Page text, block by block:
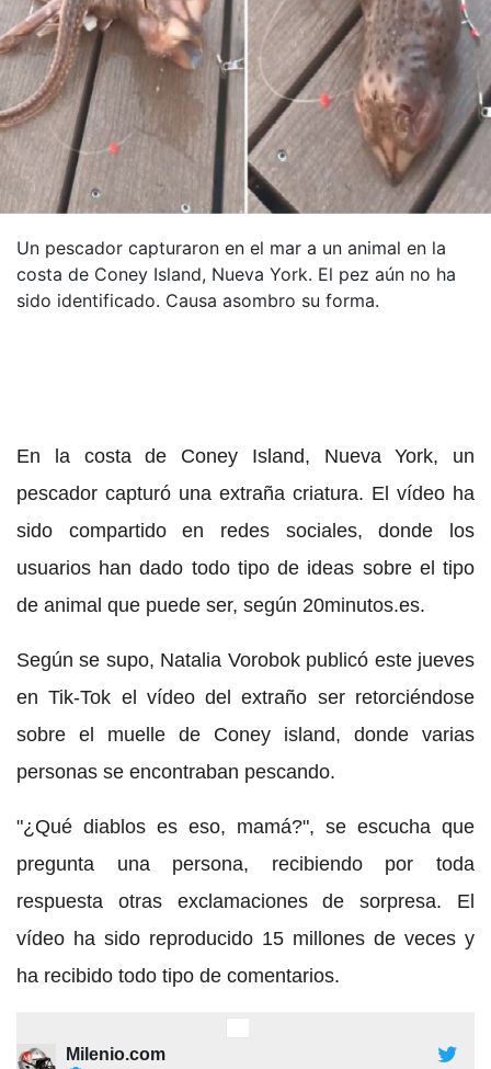
Un pescador capturaron en el mar a un animal en la
costa de Coney Island, Nueva York. El pez aún no ha
sido identificado. Causa asombro su forma.
En la costa de Coney Island, Nueva York, un
pescador capturó una extraña criatura. El vídeo ha
sido compartido en redes sociales, donde los
usuarios han dado todo tipo de ideas sobre el tipo
de animal que puede ser, según 20minutos.es.
Según se supo, Natalia Vorobok publicó este jueves
en Tik-Tok el vídeo del extraño ser retorciéndose
sobre el muelle de Coney island, donde varias
personas se encontraban pescando.
"¿Qué diablos es eso, mamá?", se escucha que
pregunta una persona, recibiendo por toda
respuesta otras exclamaciones de sorpresa. El
vídeo ha sido reproducido 15 millones de veces y
ha recibido todo tipo de comentarios.
Milenio.com